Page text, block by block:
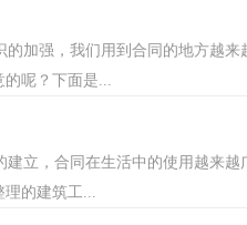
加强，我们用到合同的地方越
的呢？下面是...
立，合同在生活中的使用越来越
理的建筑工...